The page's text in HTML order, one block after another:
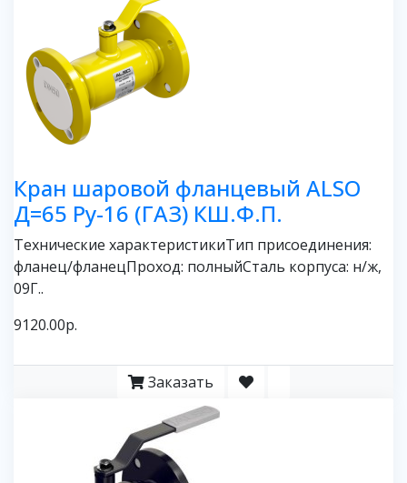
Кран шаровой фланцевый ALSO
Д=65 Ру-16 (ГАЗ) КШ.Ф.П.
Технические характеристикиТип присоединения:
фланец/фланецПроход: полныйСталь корпуса: н/ж,
09Г..
9120.00р.
Заказать